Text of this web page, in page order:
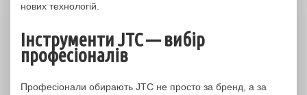
нових технологій.
Інструменти JTC — вибір
професіоналів
Професіонали обирають JTC не просто за бренд, а за